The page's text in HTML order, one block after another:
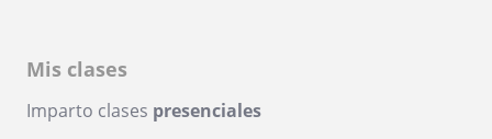
Mis clases
Imparto clases presenciales